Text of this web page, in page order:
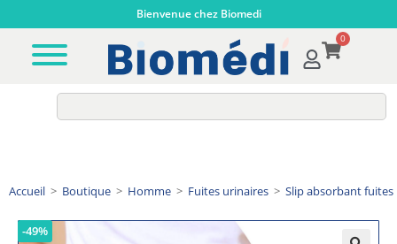
Bienvenue chez Biomedi
0
Accueil > Boutique > Homme > Fuites urinaires > Slip absorbant fuites
-49%